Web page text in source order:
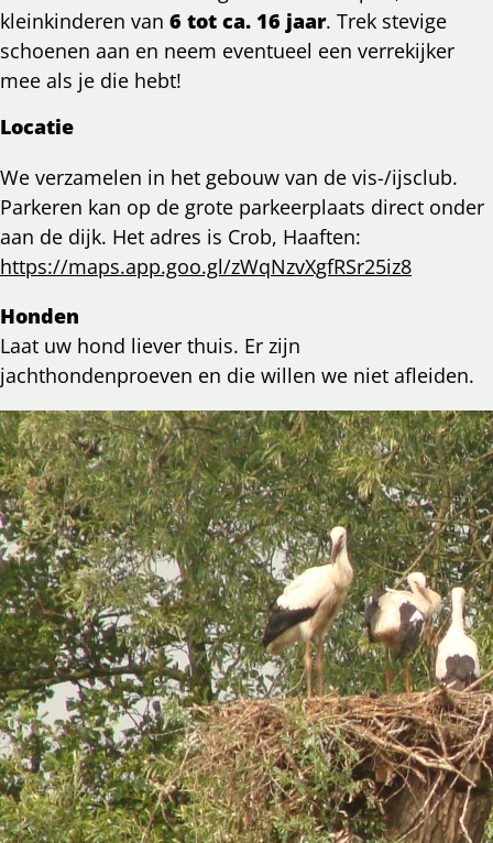
kleinkinderen van 6 tot ca. 16 jaar. Trek stevige
schoenen aan en neem eventueel een verrekijker
mee als je die hebt!
Locatie
We verzamelen in het gebouw van de vis-/ijsclub.
Parkeren kan op de grote parkeerplaats direct onder
aan de dijk. Het adres is Crob, Haaften:
https://maps.app.goo.gl/zWqNzvXgfRSr25iz8
Honden
Laat uw hond liever thuis. Er zijn
jachthondenproeven en die willen we niet afleiden.